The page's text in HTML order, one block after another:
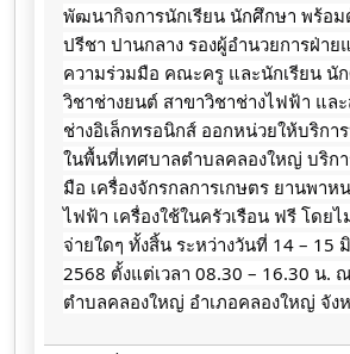
พัฒนา​กิจการ​นักเรียน​ นักศึกษา​ พร้อม
ปรีชา​ ปานกลาง​ รอง​ผู้​อำนวยการ​ฝ่าย​
ความ​ร่วมมือ​ คณะครู และนักเรียน นั
วิชาช่างยนต์ สาขาวิชาช่างไฟฟ้า แล
ช่างอิเล็กทรอนิกส์ ออกหน่วยให้บริกา
ในพื้นที่​เทศบาล​ตำบล​คลอง​ใหญ่​ บริกา
มือ เครื่องจักรกลการเกษตร ยานพาห
ไฟฟ้า เครื่องใช้ในครัวเรือน ฟรี โดยไ
จ่ายใดๆ ทั้งสิ้น ระหว่างวันที่ 14 – 15
2568 ตั้งแต่เวลา 08.30 – 16.30 น.
ตำบล​คลอง​ใหญ่​ อำเภอ​คลองใหญ่​ จัง